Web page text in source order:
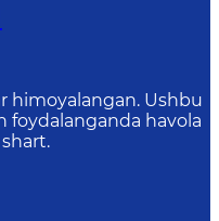
himoyalangan. Ushbu
foydalanganda havola
shart.